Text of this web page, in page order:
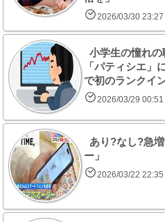
2026/03/30
小学生の憧れ
「パティシエ
で初のランクイ
2026/03/29
あり?なし?急
ー」
2026/03/22